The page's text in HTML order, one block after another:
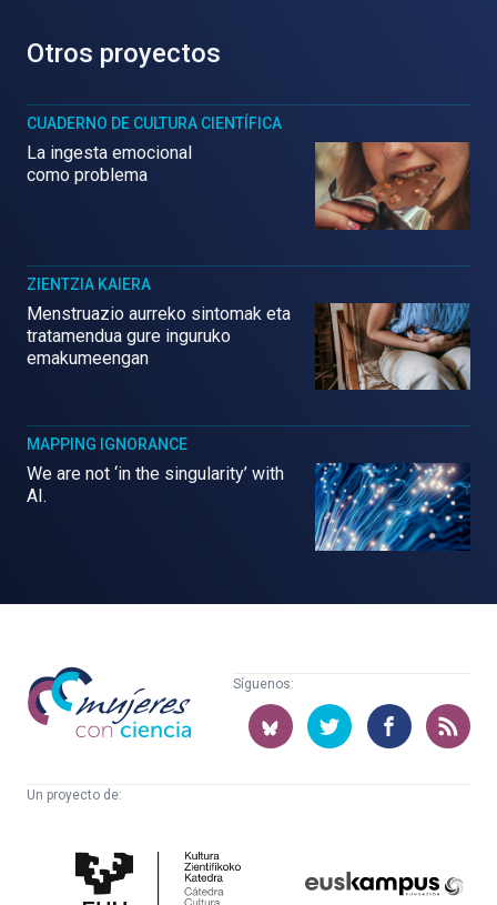
Otros proyectos
CUADERNO DE CULTURA CIENTÍFICA
La ingesta emocional
como problema
ZIENTZIA KAIERA
Menstruazio aurreko sintomak eta
tratamendua gure inguruko
emakumeengan
MAPPING IGNORANCE
We are not ‘in the singularity’ with
AI.
Mujeres
con
ciencia
Síguenos:
Un proyecto de:
Cultura